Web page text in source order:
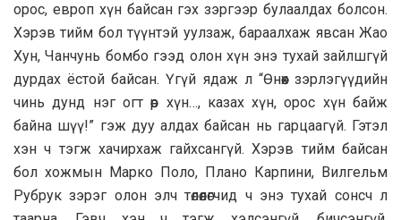
орос, европ хүн байсан гэх зэргээр булаалдах болсон.
Хэрэв тийм бол түүнтэй уулзаж, бараалхаж явсан Жао
Хун, Чанчунь бомбо гээд олон хүн энэ тухай зайлшгүй
дурдах ёстой байсан. Үгүй ядаж л “Өнөөх зэрлэгүүдийн
чинь дунд нэг огт өөр хүн…, казах хүн, орос хүн байж
байна шүү!” гэж дуу алдах байсан нь гарцаагүй. Гэтэл
хэн ч тэгж хачирхаж гайхсангүй. Хэрэв тийм байсан
бол хожмын Марко Поло, Плано Карпини, Вилгельм
Рубрук зэрэг олон элч төлөөлөгчид ч энэ тухай сонсч л